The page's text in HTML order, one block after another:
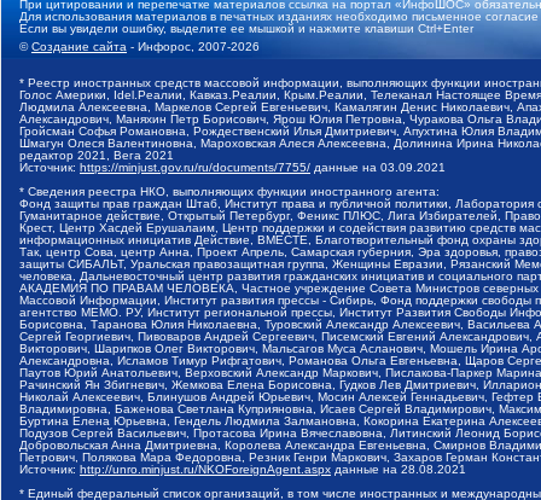
При цитировании и перепечатке материалов ссылка на портал «ИнфоШОС»
Для использования материалов в печатных изданиях необходимо письменное
Если вы увидели ошибку, выделите ее мышкой и нажмите клавиши Ctrl+Enter
©Создание сайта - Инфорос, 2007-2026
* Реестр иностранных средств массовой информации, выполняющих функции
Голос Америки, Idel.Реалии, Кавказ.Реалии, Крым.Реалии, Телеканал Настоящее
Людмила Алексеевна, Маркелов Сергей Евгеньевич, Камалягин Денис Николаевич,
Александрович, Маняхин Петр Борисович, Ярош Юлия Петровна, Чуракова Ольга
Гройсман Софья Романовна, Рождественский Илья Дмитриевич, Апухтина Юлия
Шмагун Олеся Валентиновна, Мароховская Алеся Алексеевна, Долинина Ирина
редактор 2021, Вега 2021
Источник: https://minjust.gov.ru/ru/documents/7755/ данные на 03.09.2021
* Сведения реестра НКО, выполняющих функции иностранного агента:
Фонд защиты прав граждан Штаб, Институт права и публичной политики,
Гуманитарное действие, Открытый Петербург, Феникс ПЛЮС, Лига Избирателей,
Крест, Центр Хасдей Ерушалаим, Центр поддержки и содействия развитию средств
информационных инициатив Действие, ВМЕСТЕ, Благотворительный фонд охраны
Так, центр Сова, центр Анна, Проект Апрель, Самарская губерния, Эра здоровья,
защиты СИБАЛЬТ, Уральская правозащитная группа, Женщины Евразии, Рязанский
человека, Дальневосточный центр развития гражданских инициатив и социального
АКАДЕМИЯ ПО ПРАВАМ ЧЕЛОВЕКА, Частное учреждение Совета Министров северных
Массовой Информации, Институт развития прессы - Сибирь, Фонд поддержки
агентство МЕМО. РУ, Институт региональной прессы, Институт Развития Свободы
Борисовна, Таранова Юлия Николаевна, Туровский Александр Алексеевич,
Сергей Георгиевич, Пивоваров Андрей Сергеевич, Писемский Евгений
Викторович, Шарипков Олег Викторович, Мальсагов Муса Асланович, Мошель Ирина
Александровна, Исламов Тимур Рифгатович, Романова Ольга Евгеньевна, Щаров
Паутов Юрий Анатольевич, Верховский Александр Маркович, Пислакова-Паркер
Рачинский Ян Збигневич, Жемкова Елена Борисовна, Гудков Лев Дмитриевич,
Николай Алексеевич, Блинушов Андрей Юрьевич, Мосин Алексей Геннадьевич,
Владимировна, Баженова Светлана Куприяновна, Исаев Сергей Владимирович,
Буртина Елена Юрьевна, Гендель Людмила Залмановна, Кокорина Екатерина
Подузов Сергей Васильевич, Протасова Ирина Вячеславовна, Литинский Леонид
Добровольская Анна Дмитриевна, Королева Александра Евгеньевна, Смирнов
Петрович, Полякова Мара Федоровна, Резник Генри Маркович, Захаров Герман
Источник: http://unro.minjust.ru/NKOForeignAgent.aspx данные на 28.08.2021
* Единый федеральный список организаций, в том числе иностранных и